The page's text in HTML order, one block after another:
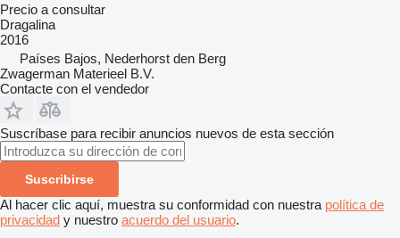
Precio a consultar
Dragalina
2016
Países Bajos, Nederhorst den Berg
Zwagerman Materieel B.V.
Contacte con el vendedor
Suscríbase para recibir anuncios nuevos de esta sección
Suscribirse
Al hacer clic aquí, muestra su conformidad con nuestra política de
privacidad y nuestro acuerdo del usuario.